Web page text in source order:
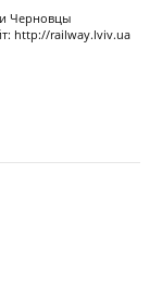
Черновцы
http://railway.lviv.ua